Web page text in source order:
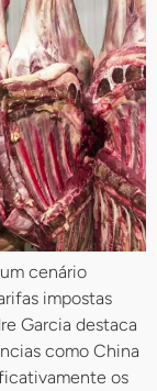
cenário
impostas
Garcia destaca
como China
os